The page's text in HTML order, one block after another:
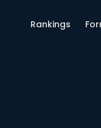
Rankings